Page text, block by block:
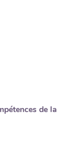
de la